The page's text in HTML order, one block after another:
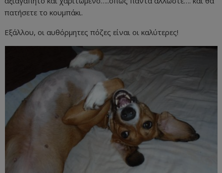
πατήσετε το κουμπάκι.
Εξάλλου, οι αυθόρμητες πόζες είναι οι καλύτερες!